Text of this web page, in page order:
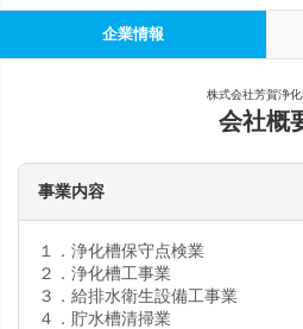
企業情報
株式会社芳賀浄
会社概
事業内容
１．浄化槽保守点検業
２．浄化槽工事業
３．給排水衛生設備工事業
４．貯水槽清掃業